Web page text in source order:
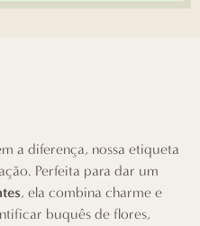
a diferença, nossa etiqueta
Perfeita para dar um
, ela combina charme e
buquês de flores,